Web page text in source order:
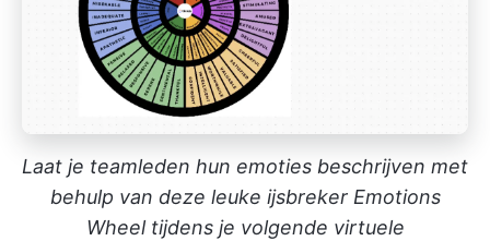
Laat je teamleden hun emoties beschrijven met
behulp van deze leuke ijsbreker Emotions
Wheel tijdens je volgende virtuele